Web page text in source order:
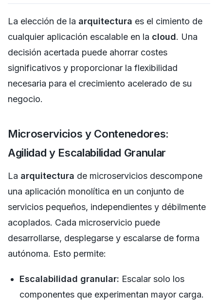
La elección de la arquitectura es el cimiento de
cualquier aplicación escalable en la cloud. Una
decisión acertada puede ahorrar costes
significativos y proporcionar la flexibilidad
necesaria para el crecimiento acelerado de su
negocio.
Microservicios y Contenedores:
Agilidad y Escalabilidad Granular
La arquitectura de microservicios descompone
una aplicación monolítica en un conjunto de
servicios pequeños, independientes y débilmente
acoplados. Cada microservicio puede
desarrollarse, desplegarse y escalarse de forma
autónoma. Esto permite:
Escalabilidad granular: Escalar solo los
componentes que experimentan mayor carga.